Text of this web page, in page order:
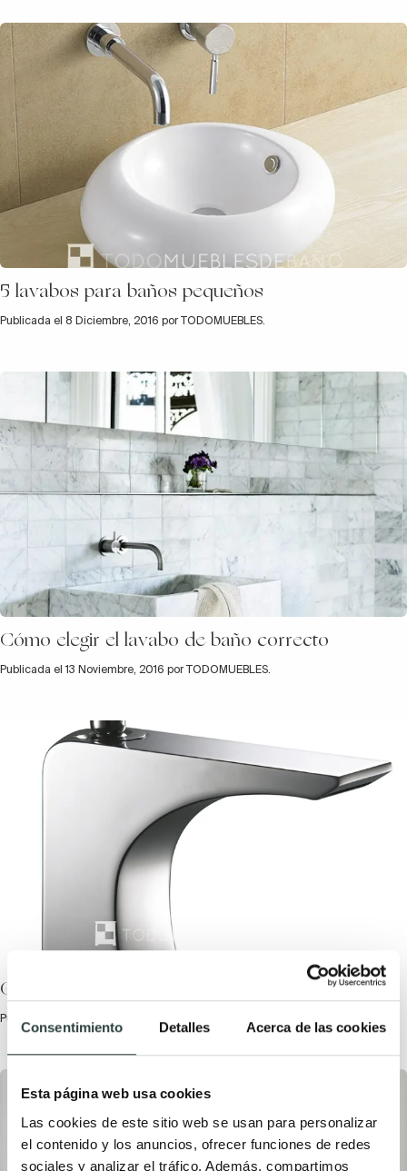
Consentimiento Detalles Acerca de las cookies
Esta página web usa cookies
Las cookies de este sitio web se usan para personalizar
el contenido y los anuncios, ofrecer funciones de redes
sociales y analizar el tráfico. Además, compartimos
5 lavabos para baños pequeños
Publicada el 8 Diciembre, 2016 por TODOMUEBLES.
Cómo elegir el lavabo de baño correcto
Publicada el 13 Noviembre, 2016 por TODOMUEBLES.
Guía para escoger la grifería de baño
Publicada el 16 Octubre, 2016 por TODOMUEBLES.